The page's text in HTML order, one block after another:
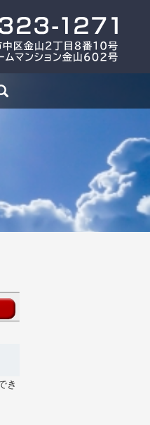
き